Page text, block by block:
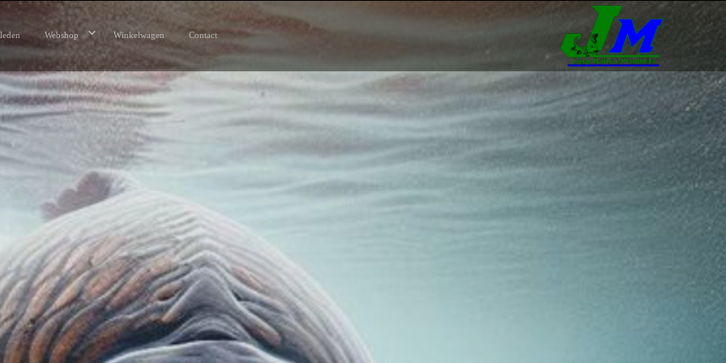
Webshop Winkelwagen Contact